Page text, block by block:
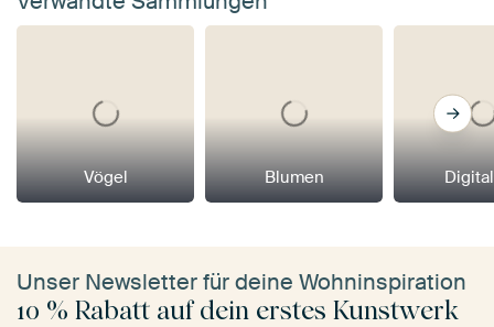
Vögel Blumen
Unser Newsletter für deine Wohninspiration
10 % Rabatt auf dein erstes Kunstwerk